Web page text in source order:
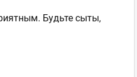
Будьте сыты,